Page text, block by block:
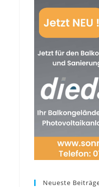
Neueste